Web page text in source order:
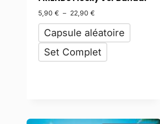
5,90 € – 22,90 €
Capsule aléatoire
Set Complet